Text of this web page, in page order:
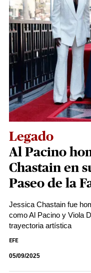
Legado
Al Pacino
Chastain en
Paseo de la
Jessica Chastain fue
como Al Pacino y Viola
trayectoria artística
EFE
05/09/2025